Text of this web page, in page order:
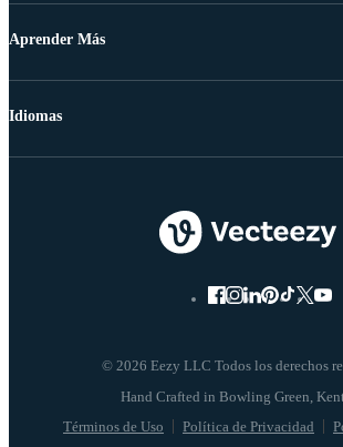
Aprender Más
© 2026 Eezy LLC Todos los derechos
Términos de Uso Política de Privacidad
Idiomas